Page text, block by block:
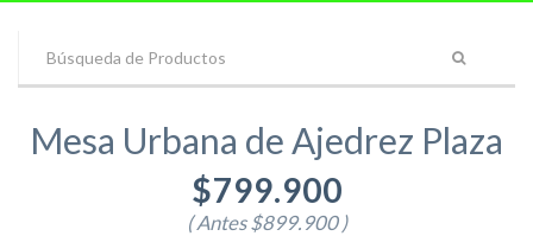
Mesa Urbana de Ajedrez Plaza
$799.900
( Antes$899.900)